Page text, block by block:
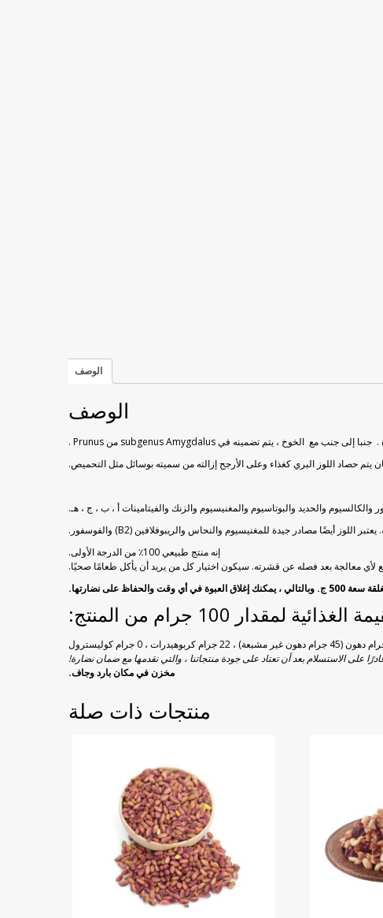
الوصف
الوصف
الخوخ ، يتم تضمينه في subgenus Amygdalus من Prunus .
يتم حصاد اللوز البري كغذاء وعلى الأرجح إزالته من سميته بوسائل مثل التحميص.
والحديد والبوتاسيوم والمغنيسيوم والزنك والفيتامينات أ ، ب ، ج ، هـ.
إنه منتج طبيعي 100٪ من الدرجة الأولى.
لأي معالجة بعد فصله عن قشرته. سيكون اختيار كل من يريد أن يأكل طعامًا صحيًا.
على نضارتها.
الغذائية لمقدار 100 جرام من المنتج:
على الاستسلام بعد أن تعتاد على جودة منتجاتنا ، والتي نقدمها مع ضمان نضارة!
مخزن في مكان بارد وجاف.
منتجات ذات صلة